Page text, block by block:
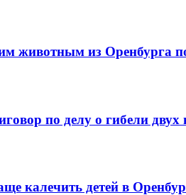
животным из Оренбурга
по делу о гибели двух
калечить детей в